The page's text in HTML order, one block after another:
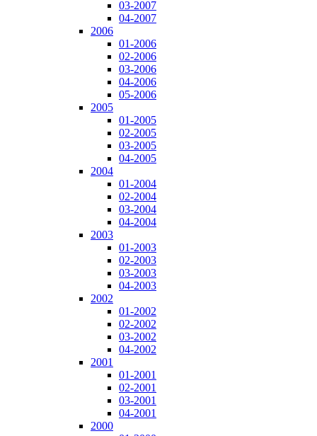
03-2007
04-2007
2006
01-2006
02-2006
03-2006
04-2006
05-2006
2005
01-2005
02-2005
03-2005
04-2005
2004
01-2004
02-2004
03-2004
04-2004
2003
01-2003
02-2003
03-2003
04-2003
2002
01-2002
02-2002
03-2002
04-2002
2001
01-2001
02-2001
03-2001
04-2001
2000